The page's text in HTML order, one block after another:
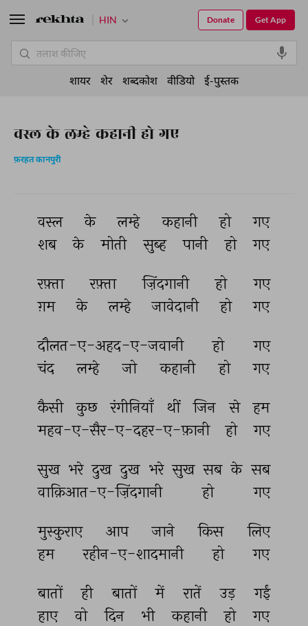
वस्ल के लम्हे कहानी हो गए
फ़रहत कानपुरी
वस्ल के लम्हे कहानी हो
गए
शब
के मोती सुब्ह पानी हो गए
रफ़्ता रफ़्ता ज़िंदगानी हो
गए
ग़म
के लम्हे जावेदानी हो गए
दौलत-ए-अहद-ए-जवानी हो
गए
चंद
लम्हे जो कहानी हो गए
कैसी कुछ रंगीनियाँ थीं जिन से
हम
महव-ए-सैर-ए-दहर-ए-फ़ानी
हो गए
सुख भरे दुख दुख भरे सुख सब के सब
वाक़िआत-ए-ज़िंदगानी
हो गए
मुस्कुराए आप जाने किस
लिए
हम
रहीन-ए-शादमानी हो गए
बातों ही बातों में रातें उड़
गईं
हाए
वो दिन भी कहानी हो गए
HIN Get App
Donate
शायर शेर शब्दकोश वीडियो ई-पुस्तक